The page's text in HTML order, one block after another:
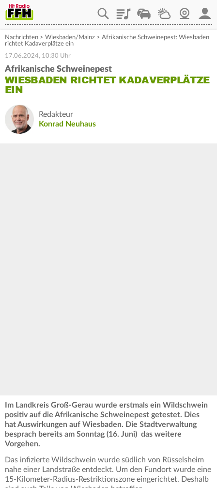
PlaylistStaupilotWetterWebcam
Nachrichten > Wiesbaden/Mainz > Afrikanische Schweinepest: Wiesbaden
richtet Kadaverplätze ein
17.06.2024, 10:30 Uhr
Afrikanische Schweinepest
WIESBADEN RICHTET KADAVERPLÄTZE
EIN
Redakteur
Konrad Neuhaus
Im Landkreis Groß-Gerau wurde erstmals ein Wildschwein
positiv auf die Afrikanische Schweinepest getestet. Dies
hat Auswirkungen auf Wiesbaden. Die Stadtverwaltung
besprach bereits am Sonntag (16. Juni) das weitere
Vorgehen.
Das infizierte Wildschwein wurde südlich von Rüsselsheim
nahe einer Landstraße entdeckt. Um den Fundort wurde eine
15-Kilometer-Radius-Restriktionszone eingerichtet. Deshalb